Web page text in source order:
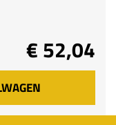
€ 52,04